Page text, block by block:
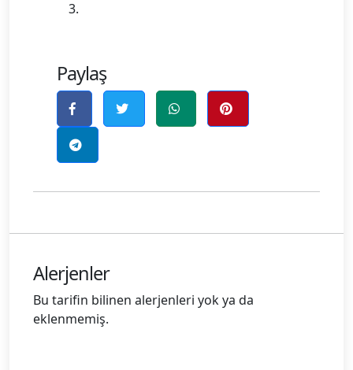
Paylaş
Alerjenler
Bu tarifin bilinen alerjenleri yok ya da
eklenmemiş.